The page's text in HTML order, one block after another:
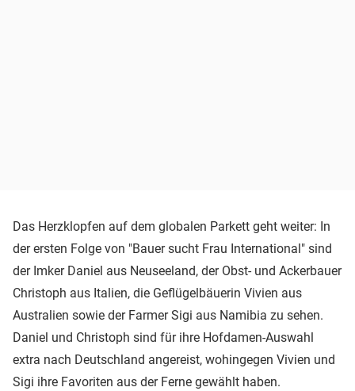
Das Herzklopfen auf dem globalen Parkett geht weiter: In
der ersten Folge von "Bauer sucht Frau International" sind
der Imker Daniel aus Neuseeland, der Obst- und Ackerbauer
Christoph aus Italien, die Geflügelbäuerin Vivien aus
Australien sowie der Farmer Sigi aus Namibia zu sehen.
Daniel und Christoph sind für ihre Hofdamen-Auswahl
extra nach Deutschland angereist, wohingegen Vivien und
Sigi ihre Favoriten aus der Ferne gewählt haben.